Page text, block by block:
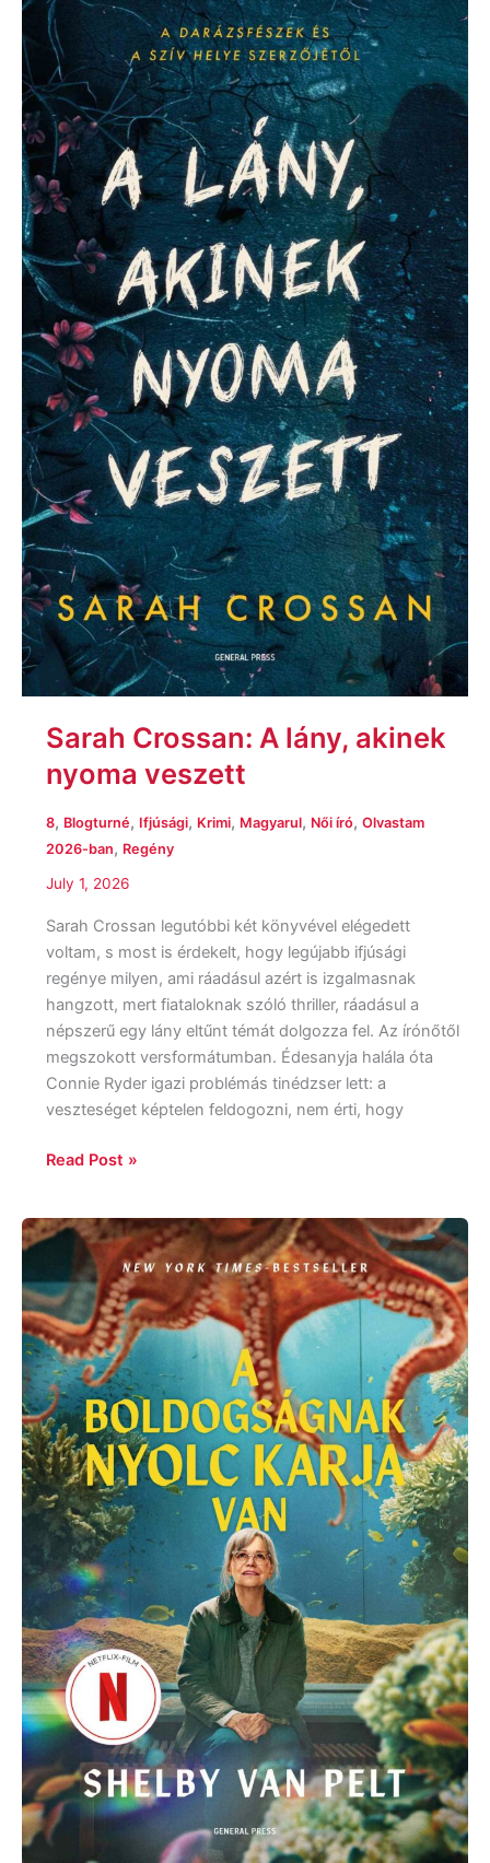
Sarah Crossan: A lány, akinek
nyoma veszett
8, Blogturné, Ifjúsági, Krimi, Magyarul, Női író, Olvastam
2026-ban, Regény
July 1, 2026
Sarah Crossan legutóbbi két könyvével elégedett
voltam, s most is érdekelt, hogy legújabb ifjúsági
regénye milyen, ami ráadásul azért is izgalmasnak
hangzott, mert fiataloknak szóló thriller, ráadásul a
népszerű egy lány eltűnt témát dolgozza fel. Az írónőtől
megszokott versformátumban. Édesanyja halála óta
Connie Ryder igazi problémás tinédzser lett: a
veszteséget képtelen feldogozni, nem érti, hogy
Crossan:
A
lány,
akinek
nyoma
veszett
Read Post »
Shelby
Pelt:
A
boldogságnak
nyolc
karja
van